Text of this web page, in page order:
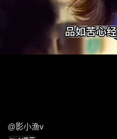
@影小渔v